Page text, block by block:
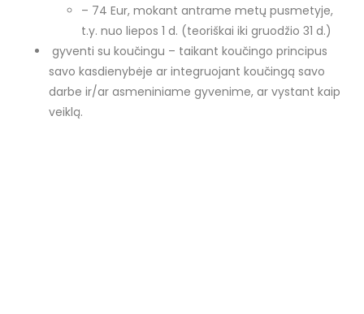
– 74 Eur, mokant antrame metų pusmetyje,
t.y. nuo liepos 1 d. (teoriškai iki gruodžio 31 d.)
gyventi su koučingu – taikant koučingo principus
savo kasdienybėje ar integruojant koučingą savo
darbe ir/ar asmeniniame gyvenime, ar vystant kaip
veiklą.